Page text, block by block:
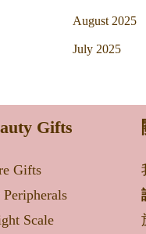
August 2025
July 2025
Gifts
Gifts
Scale